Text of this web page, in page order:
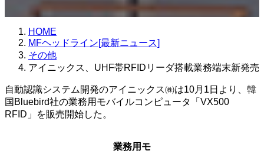
HOME
MFヘッドライン[最新ニュース]
その他
アイニックス、UHF帯RFIDリーダ搭載業務端末新発売
自動認識システム開発のアイニックス㈱は10月1日より、韓
国Bluebird社の業務用モバイルコンピュータ「VX500
RFID」を販売開始した。
業務用モ